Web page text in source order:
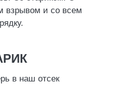
взрывом и со всем
в наш отсек